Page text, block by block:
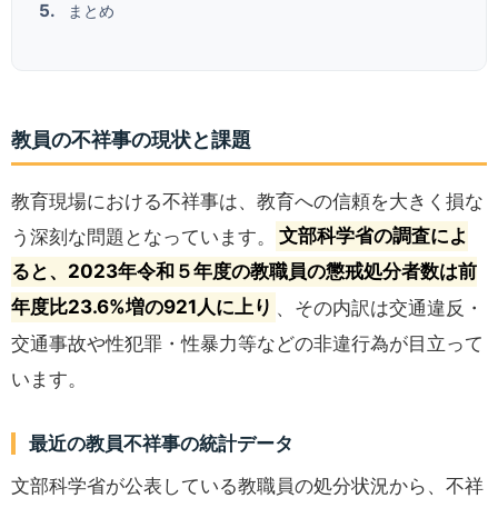
まとめ
教員の不祥事の現状と課題
教育現場における不祥事は、教育への信頼を大きく損な
う深刻な問題となっています。
文部科学省の調査によ
ると、2023年令和５年度の教職員の懲戒処分者数は前
年度比23.6%増の921人に上り 、その内訳は交通違反・
交通事故や性犯罪・性暴力等などの非違行為が目立って
います。
最近の教員不祥事の統計データ
文部科学省が公表している教職員の処分状況から、不祥